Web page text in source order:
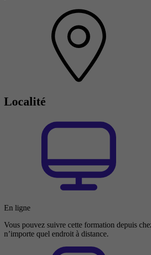
Localité
En ligne
Vous pouvez suivre cette formation depuis
n’importe quel endroit à distance.